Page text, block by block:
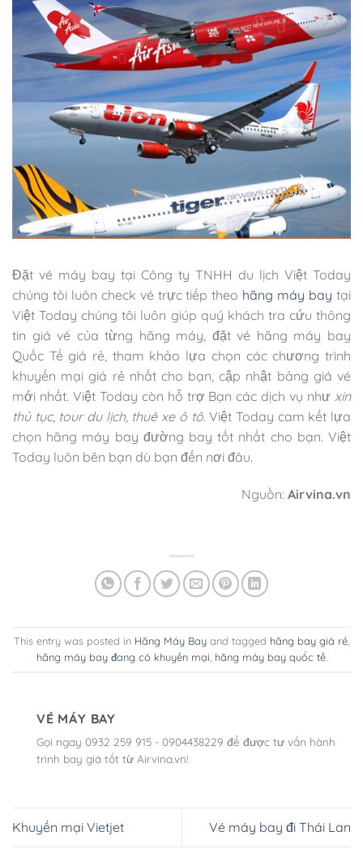
Đặt vé máy bay tại Công ty TNHH du lịch Việt Today
chúng tôi luôn check vé trực tiếp theo hãng máy bay tại
Việt Today chúng tôi luôn giúp quý khách tra cứu thông
tin giá vé của từng hãng máy, đặt vé hãng máy bay
Quốc Tế giá rẻ, tham khảo lựa chọn các chương trình
khuyến mại giá rẻ nhất cho bạn, cập nhật bảng giá vé
mới nhất. Việt Today còn hỗ trợ Bạn các dịch vụ như xin
thủ tục, tour du lịch, thuê xe ô tô. Việt Today cam kết lựa
chọn hãng máy bay đường bay tốt nhất cho bạn. Việt
Today luôn bên bạn dù bạn đến nơi đâu.
Nguồn: Airvina.vn
This entry was posted in Hãng Máy Bay and tagged hãng bay giá rẻ,
hãng máy bay đang có khuyến mại, hãng máy bay quốc tế.
VÉ MÁY BAY
Gọi ngay 0932 259 915 - 0904438229 để được tư vấn hành
trình bay giá tốt từ Airvina.vn!
Khuyến mại Vietjet Vé máy bay đi Thái Lan